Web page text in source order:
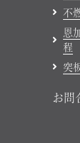
不
恩
程
突
お問